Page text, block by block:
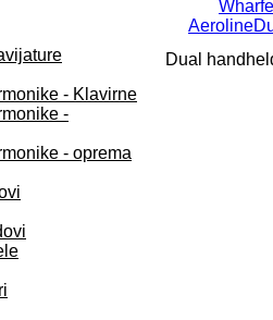
- Klavirne
-
- oprema
Dual